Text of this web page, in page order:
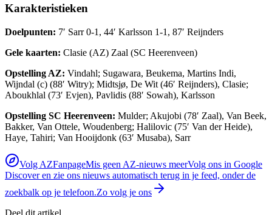
Karakteristieken
Doelpunten: 7′ Sarr 0-1, 44′ Karlsson 1-1, 87′ Reijnders
Gele kaarten: Clasie (AZ) Zaal (SC Heerenveen)
Opstelling AZ: Vindahl; Sugawara, Beukema, Martins Indi,
Wijndal (c) (88′ Witry); Midtsjø, De Wit (46′ Reijnders), Clasie;
Aboukhlal (73′ Evjen), Pavlidis (88′ Sowah), Karlsson
Opstelling SC Heerenveen: Mulder; Akujobi (78′ Zaal), Van Beek,
Bakker, Van Ottele, Woudenberg; Halilovic (75′ Van der Heide),
Haye, Tahiri; Van Hooijdonk (63′ Musaba), Sarr
Volg AZFanpageMis geen AZ-nieuws meerVolg ons in Google
Discover en zie ons nieuws automatisch terug in je feed, onder de
zoekbalk op je telefoon.Zo volg je ons
Deel dit artikel